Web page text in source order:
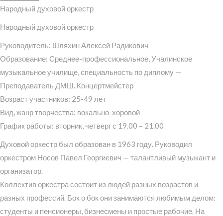
Народный духовой оркестр
Народный духовой оркестр
Руководитель: Шляхин Алексей Радикович
Образование: Среднее-профессиональное, Учалинское
музыкальное училище, специальность по диплому —
Преподаватель ДМШ. Концертмейстер
Возраст участников: 25-49 лет
Вид, жанр творчества: вокально-хоровой
График работы: вторник, четверг с 19.00 – 21.00
Духовой оркестр был образован в 1963 году. Руководил
оркестром Носов Павел Георгиевич — талантливый музыкант и
организатор.
Коллектив оркестра состоит из людей разных возрастов и
разных профессий. Бок о бок они занимаются любимым делом:
студенты и пенсионеры, бизнесмены и простые рабочие. На